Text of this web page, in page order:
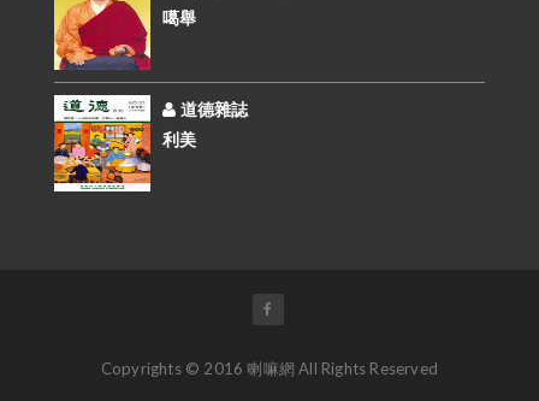
噶舉
道德雜誌
利美
Copyrights © 2016 喇嘛網 All Rights Reserved